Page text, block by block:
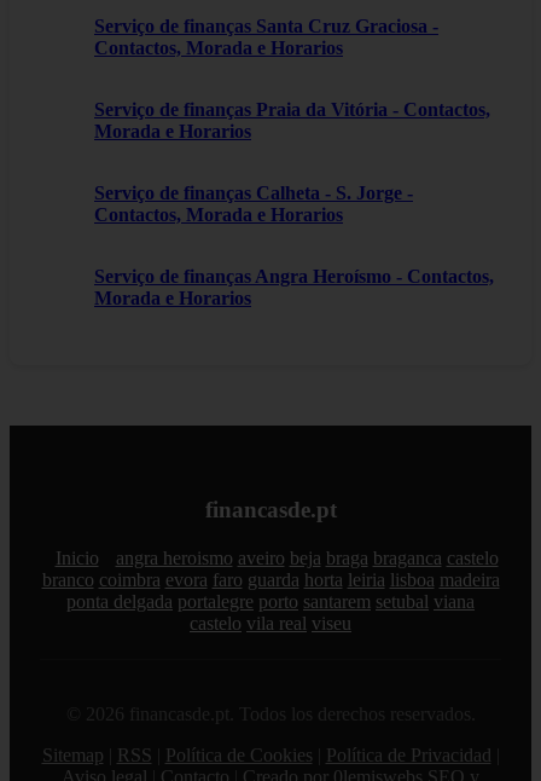
Serviço de finanças Santa Cruz Graciosa -
Contactos, Morada e Horarios
Serviço de finanças Praia da Vitória - Contactos,
Morada e Horarios
Serviço de finanças Calheta - S. Jorge -
Contactos, Morada e Horarios
Serviço de finanças Angra Heroísmo - Contactos,
Morada e Horarios
financasde.pt
Inicio angra heroismo aveiro beja braga braganca castelo
branco coimbra evora faro guarda horta leiria lisboa madeira
ponta delgada portalegre porto santarem setubal viana
castelo vila real viseu
© 2026 financasde.pt. Todos los derechos reservados.
Sitemap
RSS Política de Cookies Política de Privacidad